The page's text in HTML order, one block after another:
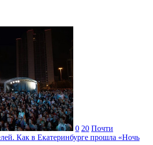
0 20 Почти
Как в Екатеринбурге прошла «Ночь